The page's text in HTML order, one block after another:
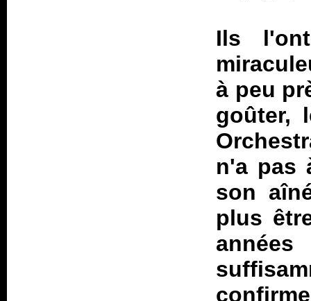
Ils
à peu
goûter,
n'a pas
son
plus